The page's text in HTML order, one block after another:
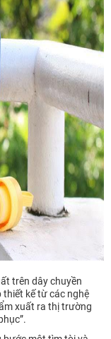
trên dây chuyền
thiết kế từ các nghệ
xuất ra thị trường